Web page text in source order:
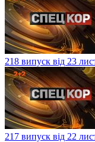
218 випуск від 23
217 випуск від 22